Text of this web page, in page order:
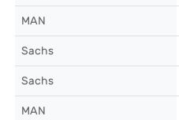
MAN
Sachs
Sachs
MAN